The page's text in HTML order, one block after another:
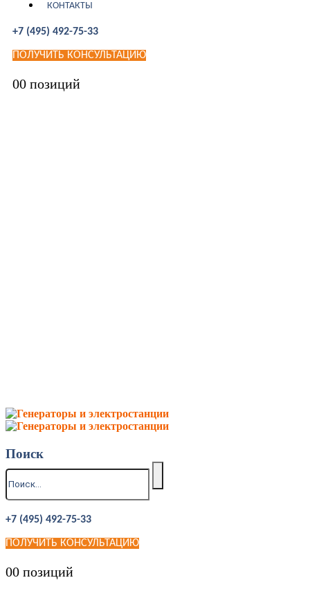
КОНТАКТЫ
+7 (495) 492-75-33
ПОЛУЧИТЬ КОНСУЛЬТАЦИЮ
00 позиций
Поиск
+7 (495) 492-75-33
ПОЛУЧИТЬ КОНСУЛЬТАЦИЮ
00 позиций